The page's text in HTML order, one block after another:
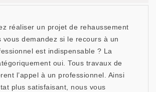
réaliser un projet de rehaussement
vous demandez si le recours à un
est indispensable ? La
oui. Tous travaux de
l’appel à un professionnel. Ainsi
plus satisfaisant, nous vous